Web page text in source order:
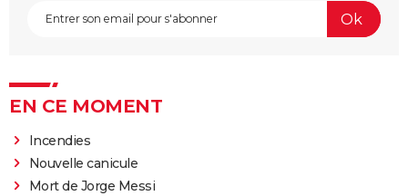
EN CE MOMENT
Incendies
Nouvelle canicule
Mort de Jorge Messi